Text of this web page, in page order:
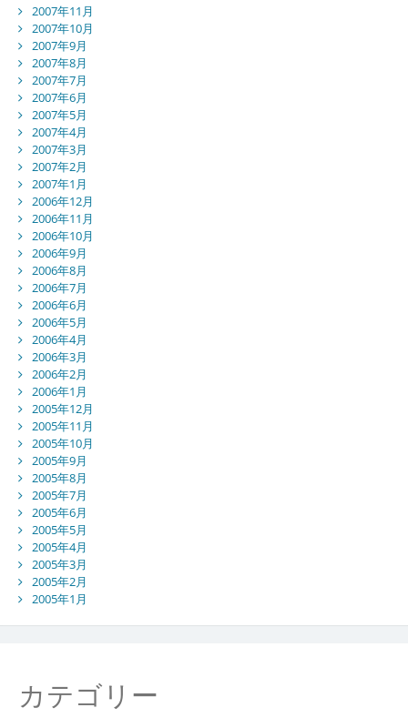
2007年11月
2007年10月
2007年9月
2007年8月
2007年7月
2007年6月
2007年5月
2007年4月
2007年3月
2007年2月
2007年1月
2006年12月
2006年11月
2006年10月
2006年9月
2006年8月
2006年7月
2006年6月
2006年5月
2006年4月
2006年3月
2006年2月
2006年1月
2005年12月
2005年11月
2005年10月
2005年9月
2005年8月
2005年7月
2005年6月
2005年5月
2005年4月
2005年3月
2005年2月
2005年1月
カテゴリー